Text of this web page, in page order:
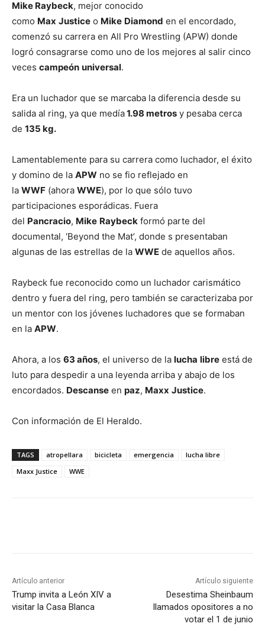
Mike Raybeck, mejor conocido
como Max Justice o Mike Diamond en el encordado,
comenzó su carrera en All Pro Wrestling (APW) donde
logró consagrarse como uno de los mejores al salir cinco
veces campeón universal.
Era un luchador que se marcaba la diferencia desde su
salida al ring, ya que medía1.98 metros y pesaba cerca
de 135 kg.
Lamentablemente para su carrera como luchador, el éxito
y domino de la APW no se fio reflejado en
la WWF (ahora WWE), por lo que sólo tuvo
participaciones esporádicas. Fuera
del Pancracio, Mike Raybeck formó parte del
documental, ‘Beyond the Mat’, donde s presentaban
algunas de las estrellas de la WWE de aquellos años.
Raybeck fue reconocido como un luchador carismático
dentro y fuera del ring, pero también se caracterizaba por
un mentor con los jóvenes luchadores que se formaban
en la APW.
Ahora, a los 63 años, el universo de la lucha libre está de
luto para despedir a una leyenda arriba y abajo de los
encordados. Descanse en paz, Maxx Justice.
Con información de El Heraldo.
TAGS atropellara bicicleta emergencia
lucha libre
Maxx Justice
WWE
Artículo anterior
Trump invita a León XIV a
visitar la Casa Blanca
Artículo siguiente
Desestima Sheinbaum
llamados opositores a no
votar el 1 de junio